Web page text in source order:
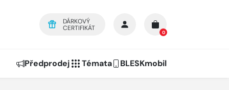
DÁRKOVÝ
CERTIFIKÁT
0
Předprodej Témata BLESKmobil